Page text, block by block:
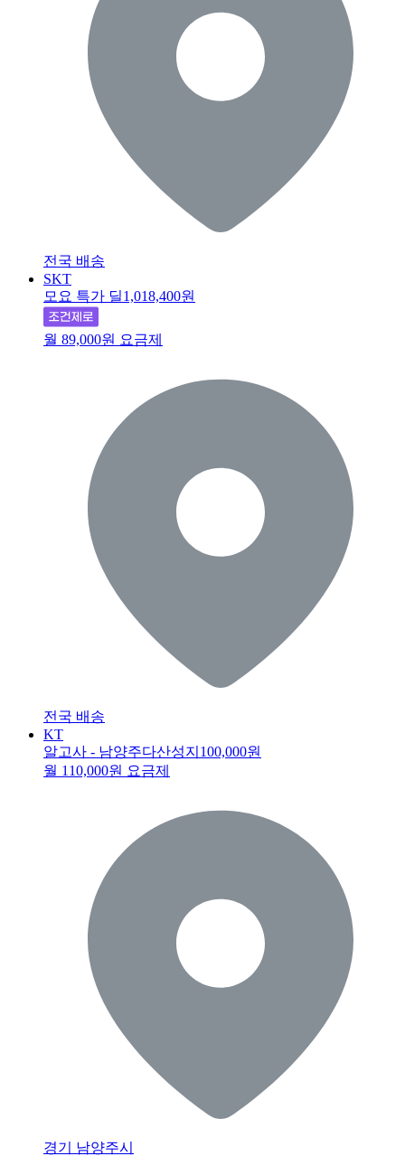
전국 배송
SKT
모요 특가 딜1,018,400원
월 89,000원 요금제
전국 배송
KT
알고사 - 남양주다산성지 100,000원
월 110,000원 요금제
경기 남양주시